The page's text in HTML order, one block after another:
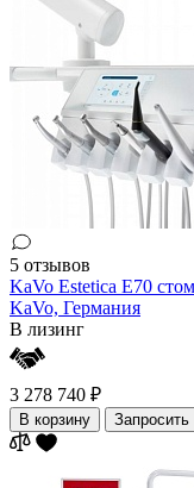
5 отзывов
KaVo Estetica E70
KaVo, Германия
В лизинг
3 278 740 ₽
В корзину Запросить